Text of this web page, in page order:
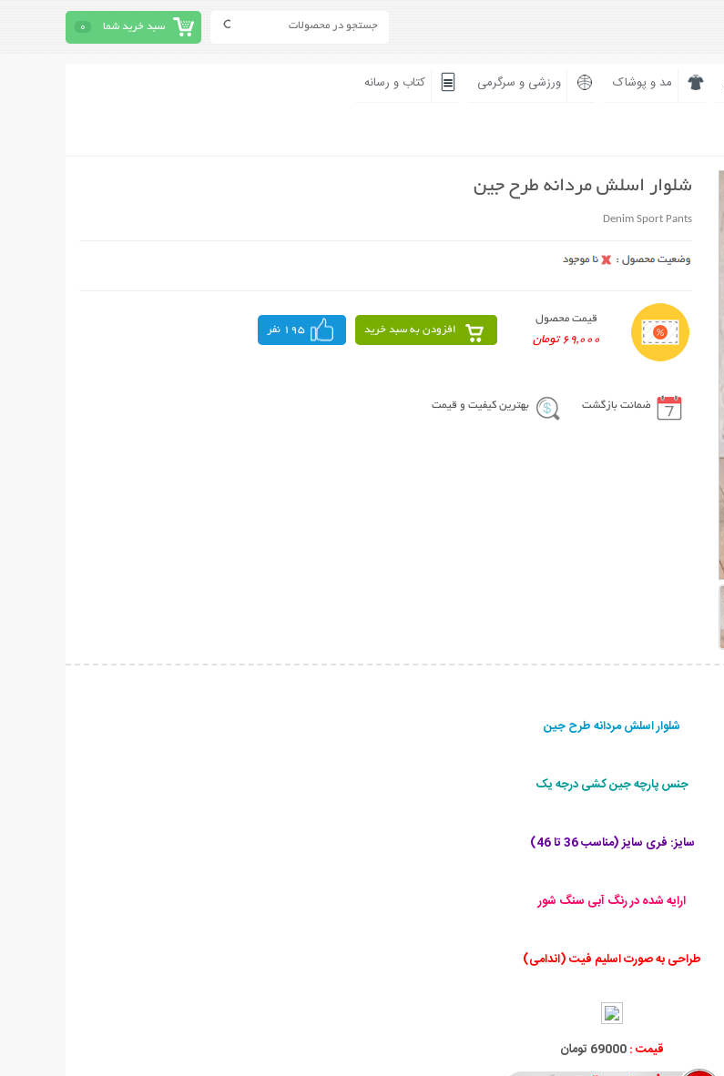
سبد خرید شما 0
مد و پوشاک ورزشی و سرگرمی کتاب و رسانه
شلوار اسلش مردانه طرح جین
Denim Sport Pants
قیمت محصول
69,000 تومان
افزودن به سبد خرید 195 نفر
ضمانت بازگشت بهترین کیفیت و قیمت
شلوار اسلش مردانه طرح جين
جنس پارچه جین کشی درجه یک
سایز: فری سایز (مناسب 36 تا 46)
ارایه شده در رنگ آبی سنگ شور
طراحی به صورت اسلیم فیت (اندامی)
قیمت :69000 تومان